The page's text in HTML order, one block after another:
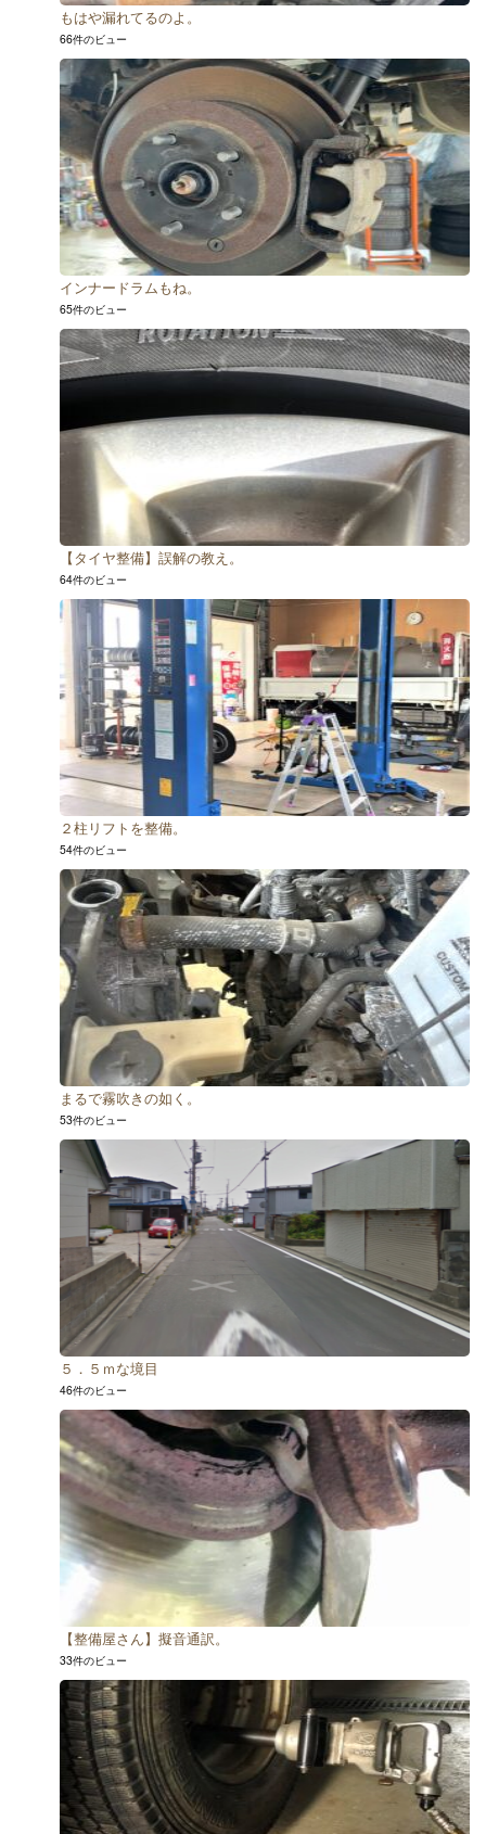
もはや漏れてるのよ。
66件のビュー
インナードラムもね。
65件のビュー
【タイヤ整備】誤解の教え。
64件のビュー
２柱リフトを整備。
54件のビュー
まるで霧吹きの如く。
53件のビュー
５．５ｍな境目
46件のビュー
【整備屋さん】擬音通訳。
33件のビュー